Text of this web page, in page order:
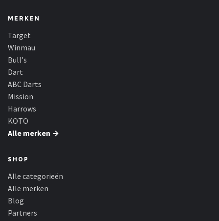
MERKEN
Target
Winmau
Bull's
Dart
ABC Darts
Mission
Harrows
KOTO
Alle merken →
SHOP
Alle categorieën
Alle merken
Blog
Partners